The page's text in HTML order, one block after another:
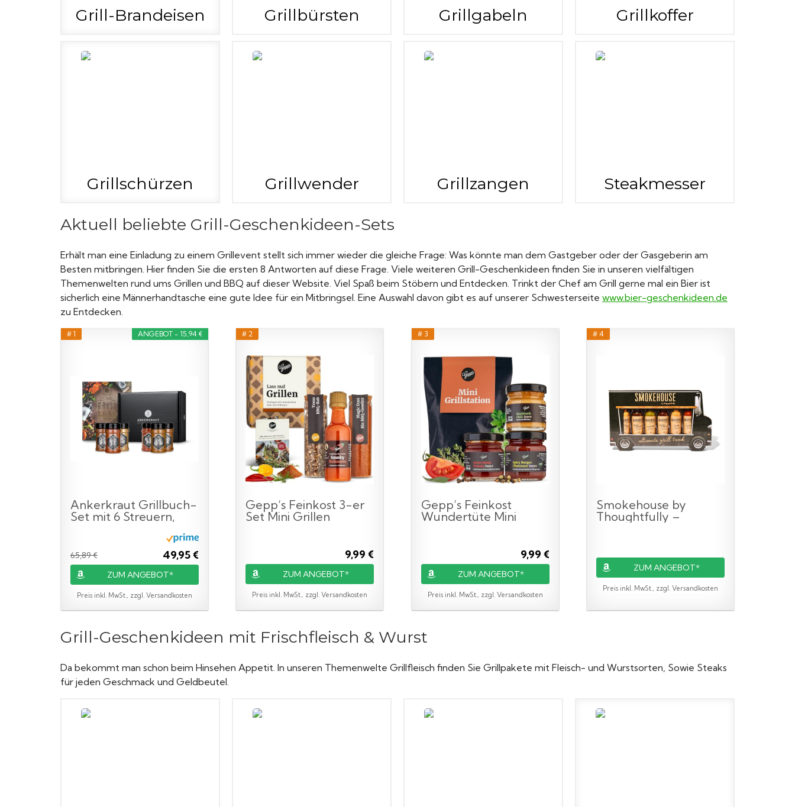
Grill-Brandeisen Grillbürsten Grillgabeln Grillkoffer
Grillschürzen Grillwender Grillzangen Steakmesser
Aktuell beliebte Grill-Geschenkideen-Sets
Erhält man eine Einladung zu einem Grillevent stellt sich immer wieder die gleiche Frage: Was könnte man dem Gastgeber oder der Gasgeberin am
Besten mitbringen. Hier finden Sie die ersten 8 Antworten auf diese Frage. Viele weiteren Grill-Geschenkideen finden Sie in unseren vielfältigen
Themenwelten rund ums Grillen und BBQ auf dieser Website. Viel Spaß beim Stöbern und Entdecken. Trinkt der Chef am Grill gerne mal ein Bier ist
sicherlich eine Männerhandtasche eine gute Idee für ein Mitbringsel. Eine Auswahl davon gibt es auf unserer Schwesterseite www.bier-geschenkideen.de
zu Entdecken.
ANGEBOT - 15,94 €
# 1
Ankerkraut Grillbuch-
Set mit 6 Streuern,
65,89 € 49,95 €
ZUM ANGEBOT*
Preis inkl. MwSt., zzgl. Versandkosten
# 2
Gepp‘s Feinkost 3-er
Set Mini Grillen
9,99 €
ZUM ANGEBOT*
Preis inkl. MwSt., zzgl. Versandkosten
# 3
Gepp’s Feinkost
Wundertüte Mini
9,99 €
ZUM ANGEBOT*
Preis inkl. MwSt., zzgl. Versandkosten
# 4
Smokehouse by
Thoughtfully –
ZUM ANGEBOT*
Preis inkl. MwSt., zzgl. Versandkosten
Grill-Geschenkideen mit Frischfleisch & Wurst
Da bekommt man schon beim Hinsehen Appetit. In unseren Themenwelte Grillfleisch finden Sie Grillpakete mit Fleisch- und Wurstsorten, Sowie Steaks
für jeden Geschmack und Geldbeutel.